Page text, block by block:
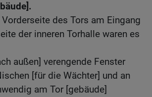
Vorderseite des Tors am Eingang
der inneren Torhalle waren es
außen] verengende Fenster
[für die Wächter] und an
am Tor [gebäude]